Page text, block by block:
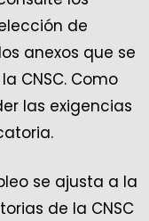
de
anexos que se
CNSC. Como
las exigencias
se ajusta a la
de la CNSC